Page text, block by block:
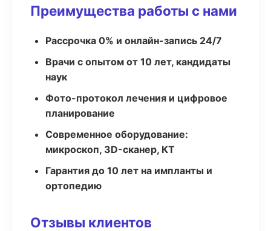
Преимущества работы с нами
Рассрочка 0% и онлайн-запись 24/7
Врачи с опытом от 10 лет, кандидаты
наук
Фото-протокол лечения и цифровое
планирование
Современное оборудование:
микроскоп, 3D-сканер, КТ
Гарантия до 10 лет на импланты и
ортопедию
Отзывы клиентов